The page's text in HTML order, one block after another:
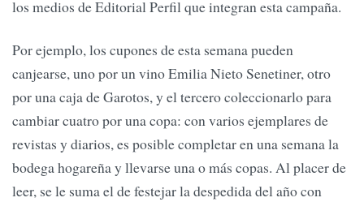
los medios de Editorial Perfil que integran esta campaña.
Por ejemplo, los cupones de esta semana pueden
canjearse, uno por un vino Emilia Nieto Senetiner, otro
por una caja de Garotos, y el tercero coleccionarlo para
cambiar cuatro por una copa: con varios ejemplares de
revistas y diarios, es posible completar en una semana la
bodega hogareña y llevarse una o más copas. Al placer de
leer, se le suma el de festejar la despedida del año con